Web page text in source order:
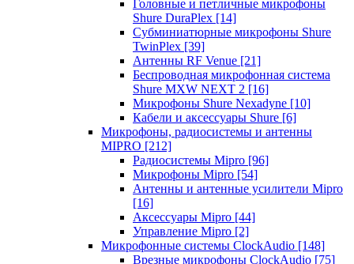
Головные и петличные микрофоны
Shure DuraPlex [14]
Субминиатюрные микрофоны Shure
TwinPlex [39]
Антенны RF Venue [21]
Беспроводная микрофонная система
Shure MXW NEXT 2 [16]
Микрофоны Shure Nexadyne [10]
Кабели и аксессуары Shure [6]
Микрофоны, радиосистемы и антенны
MIPRO [212]
Радиосистемы Mipro [96]
Микрофоны Mipro [54]
Антенны и антенные усилители Mipro
[16]
Аксессуары Mipro [44]
Управление Mipro [2]
Микрофонные системы ClockAudio [148]
Врезные микрофоны ClockAudio [75]